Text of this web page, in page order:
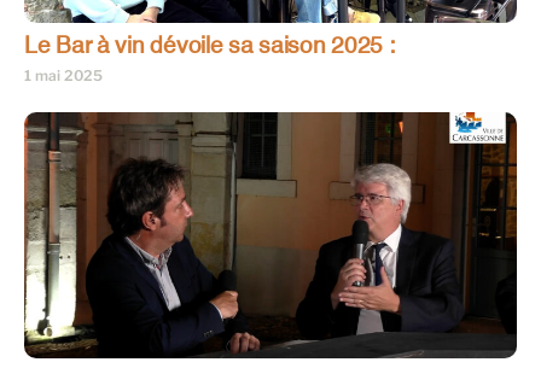
Le Bar à vin dévoile sa saison 2025 :
1 mai 2025